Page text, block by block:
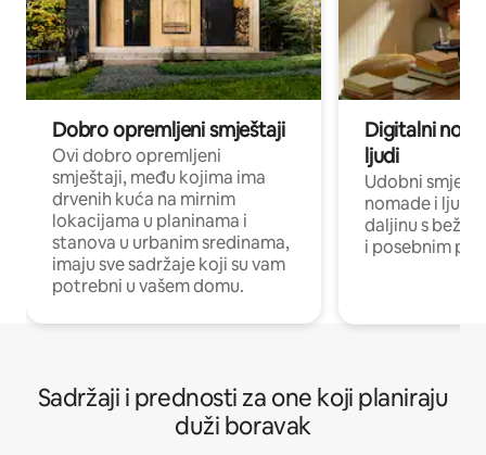
Dobro opremljeni smještaji
Ovi dobro opremljeni
smještaji, među kojima ima
drvenih kuća na mirnim
lokacijama u planinama i
stanova u urbanim sredinama,
imaju sve sadržaje koji su vam
potrebni u vašem domu.
Digitalni
ljudi
Udobni
nomade i ljude
daljinu s
i posebnim
Sadržaji i prednosti za one koji planiraju
duži boravak